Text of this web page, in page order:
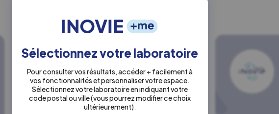
Sélectionnez votre laboratoire
Pour consulter vos résultats, accéder + facilement à
vos fonctionnalités et personnaliser votre espace.
Sélectionnez votre laboratoire en indiquant votre
code postal ou ville(vous pourrez modifier ce choix
ultérieurement).
Comment accéder
Découvrez ici
comment accéder à